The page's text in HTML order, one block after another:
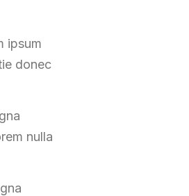
ipsum
donec
nulla